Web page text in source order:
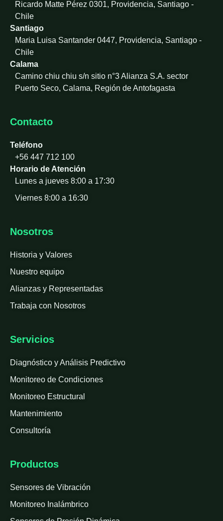
n
Ricardo Matte Pérez 0301, Providencia, Santiago -
Chile
Santiago
Maria Luisa Santander 0447, Providencia, Santiago -
Chile
Calama
Camino chiu chiu s/n sitio n°3 Alianza S.A. sector
Puerto Seco, Calama, Región de Antofagasta
Contacto
Teléfono
+56 447 712 100
Horario de Atención
Lunes a jueves 8:00 a 17:30
Viernes 8:00 a 16:30
Nosotros
Historia y Valores
Nuestro equipo
Alianzas y Representadas
Trabaja con Nosotros
Servicios
Diagnóstico y Análisis Predictivo
Monitoreo de Condiciones
Monitoreo Estructural
Mantenimiento
Consultoría
Productos
Sensores de Vibración
Monitoreo Inalámbrico